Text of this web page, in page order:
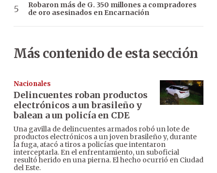
Robaron más de G. 350 millones a compradores
de oro asesinados en Encarnación
Más contenido de esta sección
Nacionales
Delincuentes roban productos
electrónicos a un brasileño y
balean a un policía en CDE
Una gavilla de delincuentes armados robó un lote de
productos electrónicos a un joven brasileño y, durante
la fuga, atacó a tiros a policías que intentaron
interceptarla. En el enfrentamiento, un suboficial
resultó herido en una pierna. El hecho ocurrió en Ciudad
del Este.